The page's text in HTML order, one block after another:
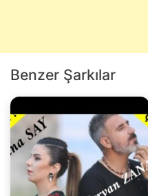
Benzer Şarkılar